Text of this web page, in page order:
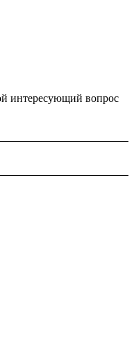
интересующий вопрос